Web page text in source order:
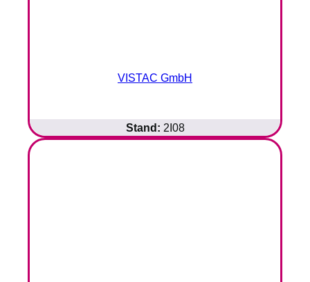
VISTAC GmbH
Stand: 2I08